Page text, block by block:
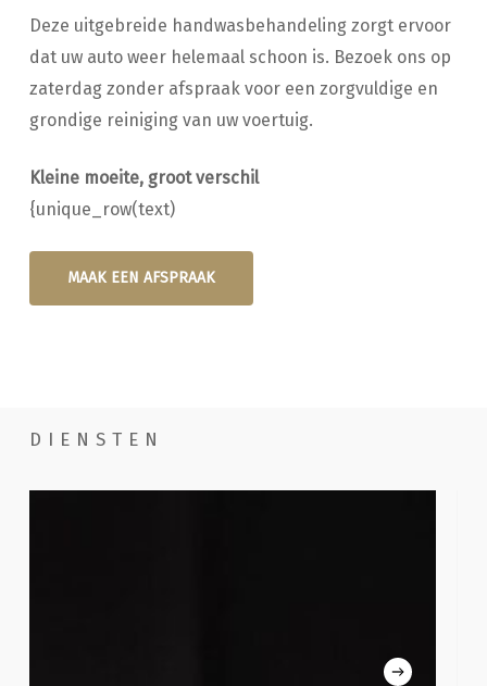
Deze uitgebreide handwasbehandeling zorgt ervoor
dat uw auto weer helemaal schoon is. Bezoek ons op
zaterdag zonder afspraak voor een zorgvuldige en
grondige reiniging van uw voertuig.
Kleine moeite, groot verschil
{unique_row(text)
MAAK EEN AFSPRAAK
DIENSTEN